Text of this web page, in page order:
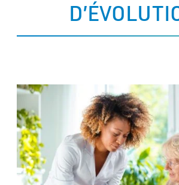
SOIGNANT
UNE
FORMATION